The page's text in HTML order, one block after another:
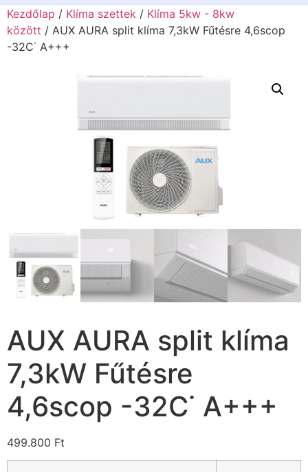
Kezdőlap / Klíma szettek / Klíma 5kw - 8kw
között / AUX AURA split klíma 7,3kW Fűtésre 4,6scop
-32C˙ A+++
AUX AURA split klíma
7,3kW Fűtésre
4,6scop -32C˙ A+++
499.800 Ft